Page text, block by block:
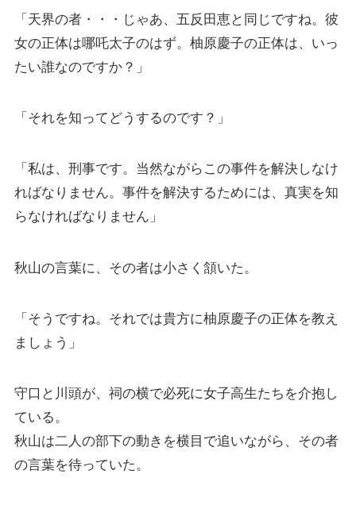
「天界の者・・・じゃあ、五反田恵と同じですね。彼
女の正体は哪吒太子のはず。柚原慶子の正体は、いっ
たい誰なのですか？」
「それを知ってどうするのです？」
「私は、刑事です。当然ながらこの事件を解決しなけ
ればなりません。事件を解決するためには、真実を知
らなければなりません」
秋山の言葉に、その者は小さく頷いた。
「そうですね。それでは貴方に柚原慶子の正体を教え
ましょう」
守口と川頭が、祠の横で必死に女子高生たちを介抱し
ている。
秋山は二人の部下の動きを横目で追いながら、その者
の言葉を待っていた。